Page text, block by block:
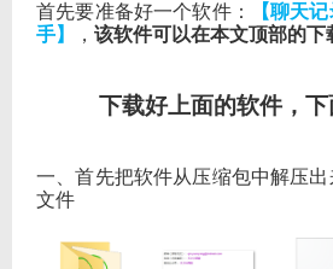
首先要准备好一个软件：
【聊天
手】
， 该软件可以在本文顶部的下
下载好上面的软件，
一、首先把软件从压缩包中解压
文件